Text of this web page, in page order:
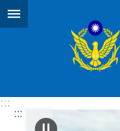
跳到主要內容區塊
:::
:::